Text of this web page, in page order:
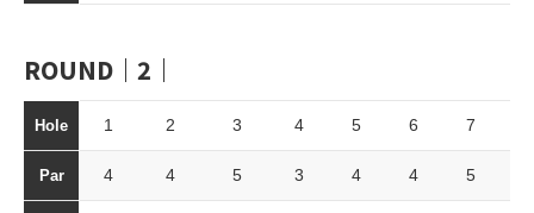
ROUND｜2｜
Hole 1 2 3 4 5 6 7
Par 4 4 5 3 4 4 5